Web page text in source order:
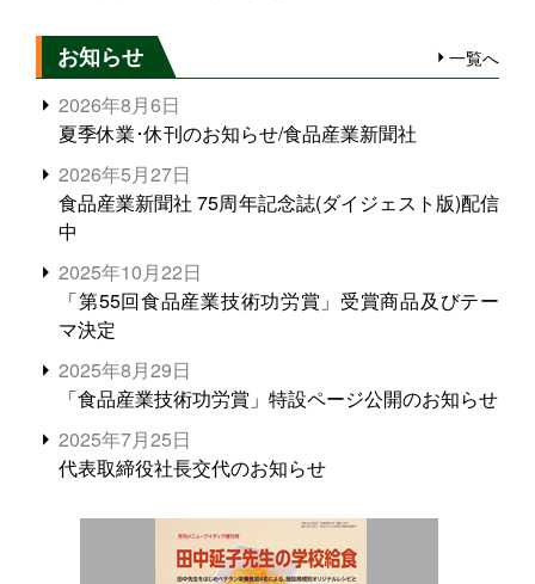
お知らせ 一覧へ
2026年8月6日
夏季休業･休刊のお知らせ/食品産業新聞社
2026年5月27日
食品産業新聞社 75周年記念誌(ダイジェスト版)配信
中
2025年10月22日
「第55回食品産業技術功労賞」受賞商品及びテー
マ決定
2025年8月29日
「食品産業技術功労賞」特設ページ公開のお知らせ
2025年7月25日
代表取締役社長交代のお知らせ